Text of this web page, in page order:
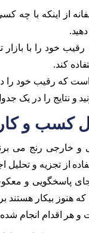
از اینکه با چه
رقیب خود را با
کند.
است که رقیب خود را
نتایج را در یک
کسب و کار
خارجی رنج می
از تجزیه و تحلیل
پاسخگویی و
هنوز بیکار هستند
اقدام انجام